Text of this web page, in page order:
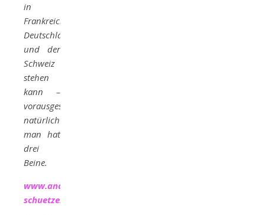
in
Frankreich,
Deutschland
und der
Schweiz
stehen
kann –
vorausgesetzt
natürlich
man hat
drei
Beine.
www.andrea-
schuetze.de